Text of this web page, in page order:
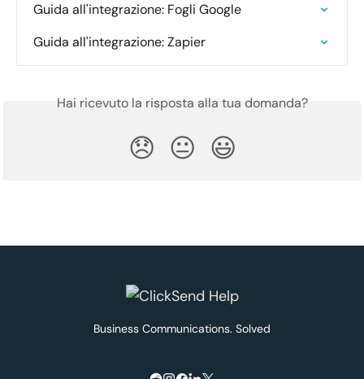
Guida all'integrazione: Fogli Google
Guida all'integrazione: Zapier
Hai ricevuto la risposta alla tua domanda?
😞 😐 😃
Business Communications. Solved